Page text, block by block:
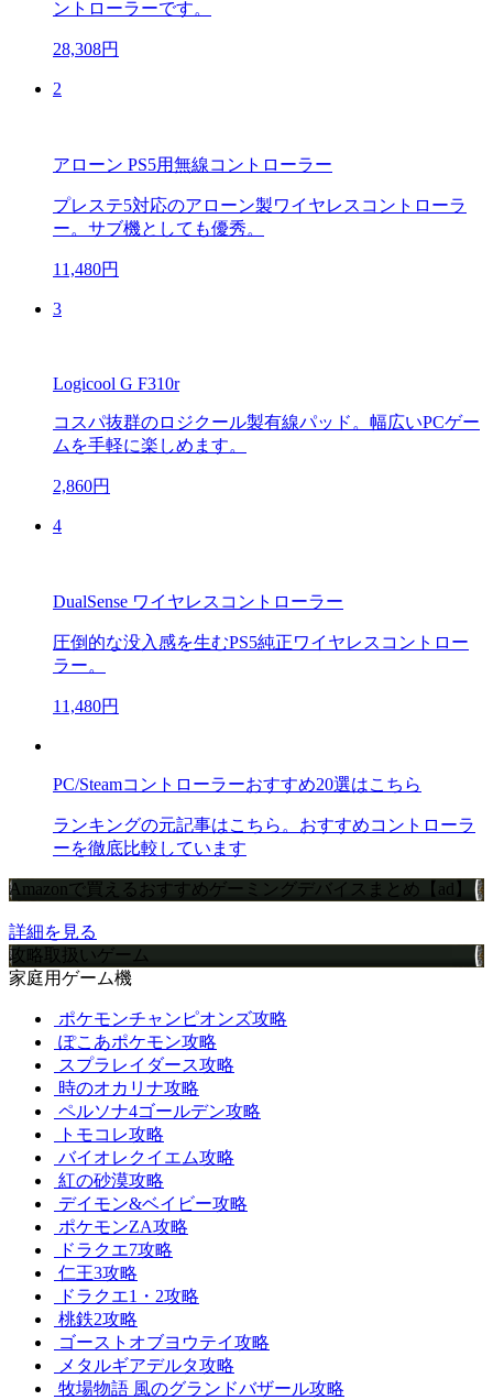
ントローラーです。
28,308円
2
アローン PS5用無線コントローラー
プレステ5対応のアローン製ワイヤレスコントローラ
ー。サブ機としても優秀。
11,480円
3
Logicool G F310r
コスパ抜群のロジクール製有線パッド。幅広いPCゲー
ムを手軽に楽しめます。
2,860円
4
DualSense ワイヤレスコントローラー
圧倒的な没入感を生むPS5純正ワイヤレスコントロー
ラー。
11,480円
PC/Steamコントローラーおすすめ20選はこちら
ランキングの元記事はこちら。おすすめコントローラ
ーを徹底比較しています
Amazonで買えるおすすめゲーミングデバイスまとめ【ad】
詳細を見る
攻略取扱いゲーム
家庭用ゲーム機
ポケモンチャンピオンズ攻略
ぽこあポケモン攻略
スプラレイダース攻略
時のオカリナ攻略
ペルソナ4ゴールデン攻略
トモコレ攻略
バイオレクイエム攻略
紅の砂漠攻略
デイモン&ベイビー攻略
ポケモンZA攻略
ドラクエ7攻略
仁王3攻略
ドラクエ1・2攻略
桃鉄2攻略
ゴーストオブヨウテイ攻略
メタルギアデルタ攻略
牧場物語 風のグランドバザール攻略